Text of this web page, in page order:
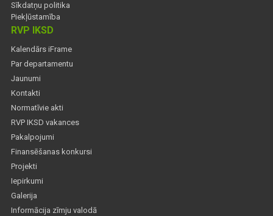
Sīkdatņu politika
Piekļūstamība
RVP IKSD
Kalendārs iFrame
Par departamentu
Jaunumi
Kontakti
Normatīvie akti
RVP IKSD vakances
Pakalpojumi
Finansēšanas konkursi
Projekti
Iepirkumi
Galerija
Informācija zīmju valodā